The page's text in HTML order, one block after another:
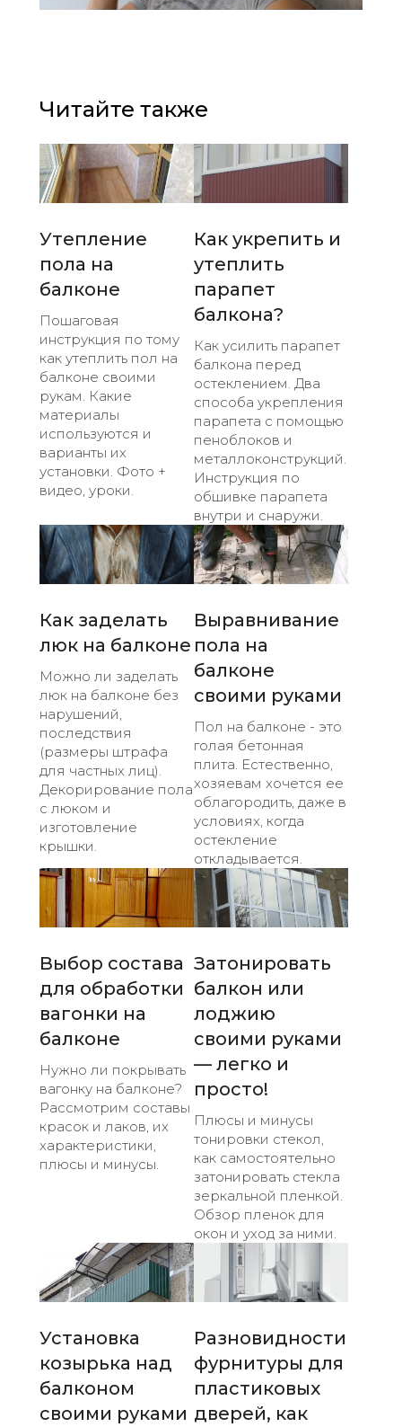
Читайте также
Утепление
пола на
балконе
Пошаговая
инструкция по тому
как утеплить пол на
балконе своими
рукам. Какие
материалы
используются и
варианты их
установки. Фото +
видео, уроки.
Как укрепить и
утеплить
парапет
балкона?
Как усилить парапет
балкона перед
остеклением. Два
способа укрепления
парапета с помощью
пеноблоков и
металлоконструкций.
Инструкция по
обшивке парапета
внутри и снаружи.
Как заделать
люк на балконе
Можно ли заделать
люк на балконе без
нарушений,
последствия
(размеры штрафа
для частных лиц).
Декорирование пола
с люком и
изготовление
крышки.
Выравнивание
пола на
балконе
своими руками
Пол на балконе - это
голая бетонная
плита. Естественно,
хозяевам хочется ее
облагородить, даже в
условиях, когда
остекление
откладывается.
Выбор состава
для обработки
вагонки на
балконе
Нужно ли покрывать
вагонку на балконе?
Рассмотрим составы
красок и лаков, их
характеристики,
плюсы и минусы.
Затонировать
балкон или
лоджию
своими руками
— легко и
просто!
Плюсы и минусы
тонировки стекол,
как самостоятельно
затонировать стекла
зеркальной пленкой.
Обзор пленок для
окон и уход за ними.
Установка
козырька над
балконом
своими руками
Разновидности
фурнитуры для
пластиковых
дверей, как